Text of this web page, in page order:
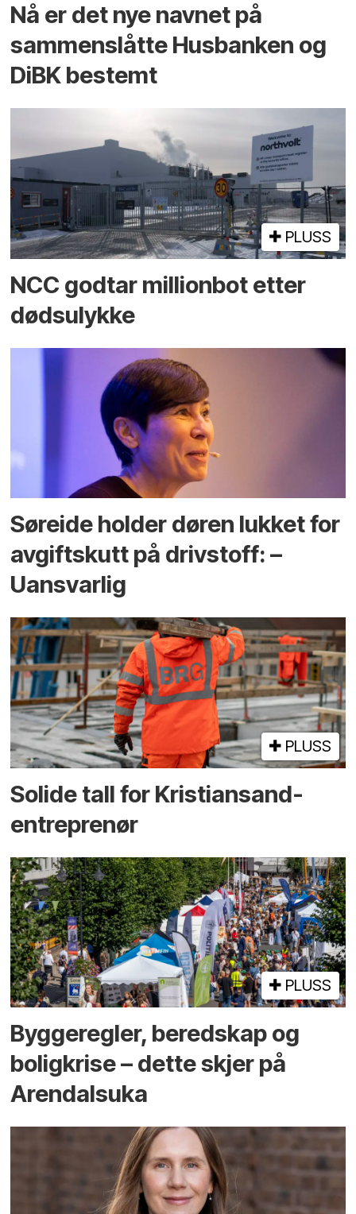
Nå er det nye navnet på
sammenslåtte Husbanken og
DiBK bestemt
PLUSS
NCC godtar millionbot etter
dødsulykke
Søreide holder døren lukket for
avgiftskutt på drivstoff: –
Uansvarlig
PLUSS
Solide tall for Kristiansand-
entreprenør
PLUSS
Bygge­regler, beredskap og
bolig­krise – dette skjer på
Arendals­uka